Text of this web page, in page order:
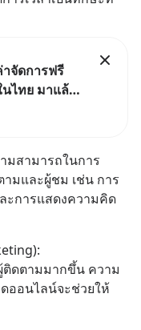
าจัดการฟรี
ไทย มาแล้ว..
พื่อแก้ Pain
มสามารถในการ
มและผู้ชม เช่น การ
ะการแสดงความคิด
ติดตามมากขึ้น ความ
ออนไลน์จะช่วยให้